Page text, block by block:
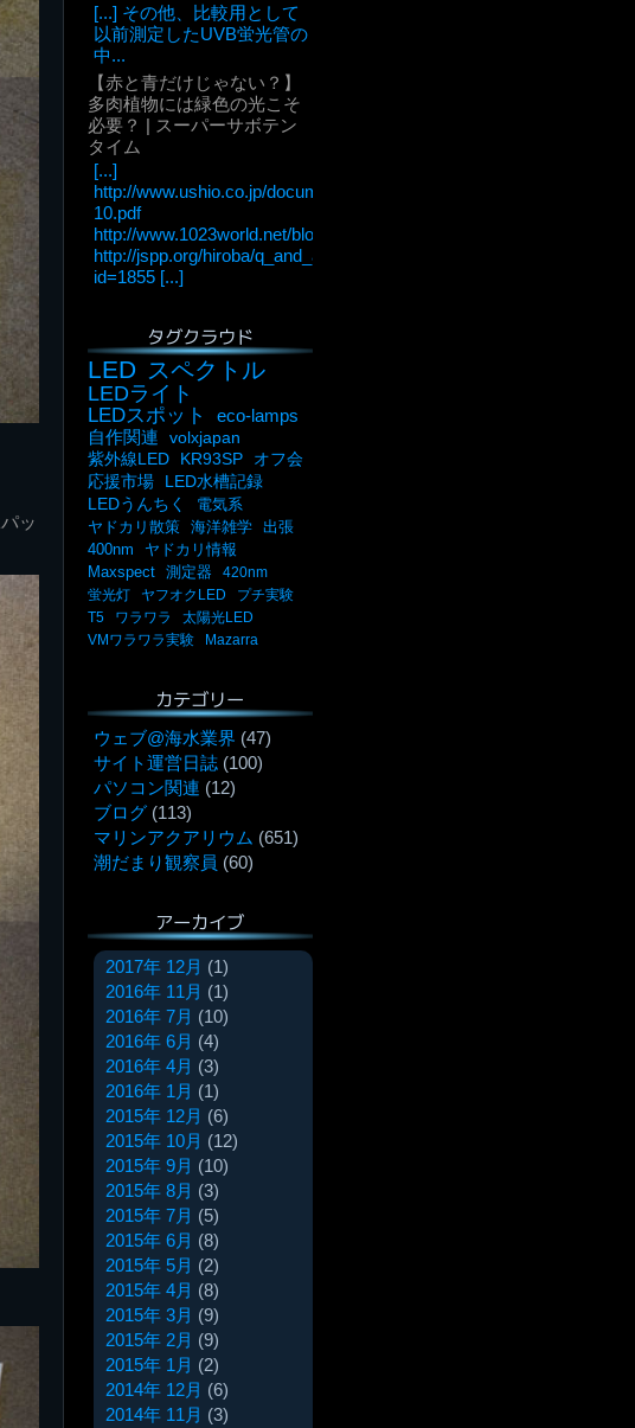
ッ
[...] その他、比較用として
以前測定したUVB蛍光管の
中...
【赤と青だけじゃない？】
多肉植物には緑色の光こそ
必要？ | スーパーサボテン
タイム
[...]
http://www.ushio.co.jp/documents/technology/lightedge/lightedge_36/
10.pdf
http://www.1023world.net/blog/
http://jspp.org/hiroba/q_and_a/detail.html?
id=1855 [...]
タグクラウド
LED スペクトル
LEDライト
LEDスポット
eco-lamps
自作関連
volxjapan
紫外線LED
KR93SP
オフ会
応援市場
LED水槽記録
LEDうんちく
電気系
ヤドカリ散策 海洋雑学 出張
400nm
ヤドカリ情報
Maxspect
測定器
420nm
蛍光灯
ヤフオクLED
プチ実験
T5
ワラワラ
太陽光LED
VMワラワラ実験
Mazarra
カテゴリー
ウェブ@海水業界 (47)
サイト運営日誌 (100)
パソコン関連 (12)
ブログ (113)
マリンアクアリウム (651)
潮だまり観察員 (60)
アーカイブ
2017年 12月 (1)
2016年 11月 (1)
2016年 7月 (10)
2016年 6月 (4)
2016年 4月 (3)
2016年 1月 (1)
2015年 12月 (6)
2015年 10月 (12)
2015年 9月 (10)
2015年 8月 (3)
2015年 7月 (5)
2015年 6月 (8)
2015年 5月 (2)
2015年 4月 (8)
2015年 3月 (9)
2015年 2月 (9)
2015年 1月 (2)
2014年 12月 (6)
2014年 11月 (3)